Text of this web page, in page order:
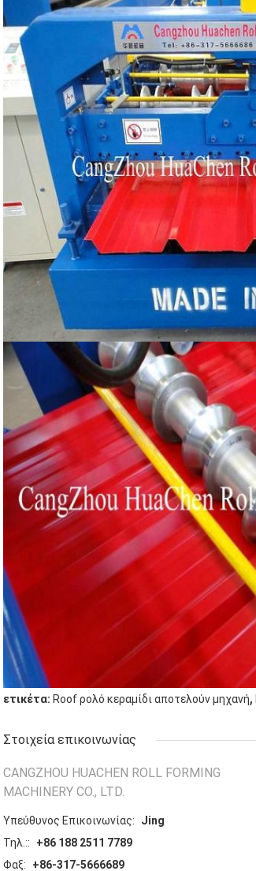
ετικέτα: Roof ρολό κεραμίδι αποτελούν μηχανή,
Στοιχεία επικοινωνίας
CANGZHOU HUACHEN ROLL FORMING
MACHINERY CO., LTD.
Υπεύθυνος Επικοινωνίας:
Jing
Τηλ.::
+86 188 2511 7789
Φαξ:
+86-317-5666689